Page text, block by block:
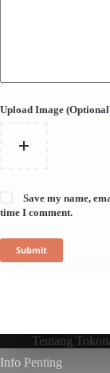
Upload Image
Save my name,
time I comment.
Submit
Tentang
Info Penting